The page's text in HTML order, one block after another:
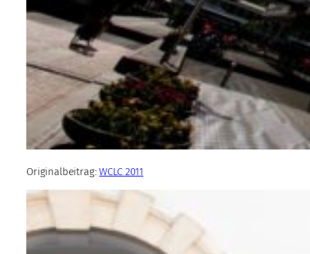
Originalbeitrag:WCLC 2011